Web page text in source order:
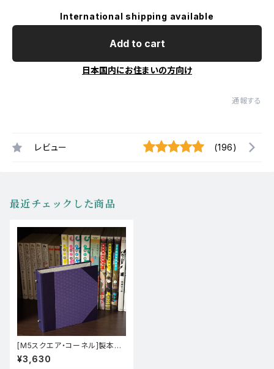
International shipping available
Add to cart
日本国内にお住まいの方向け
通報する
レビュー (196)
最近チェックした商品
[M5スクエア・コーネル]製本屋
のシステム手帳バインダー【玉し
き／ジェラード】
¥3,630